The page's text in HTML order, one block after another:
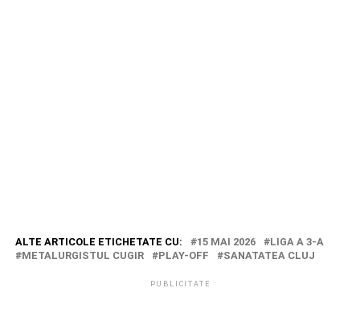
ALTE ARTICOLE ETICHETATE CU: 15 MAI 2026
LIGA A 3-A
METALURGISTUL CUGIR
PLAY-OFF SANATATEA CLUJ
PUBLICITATE